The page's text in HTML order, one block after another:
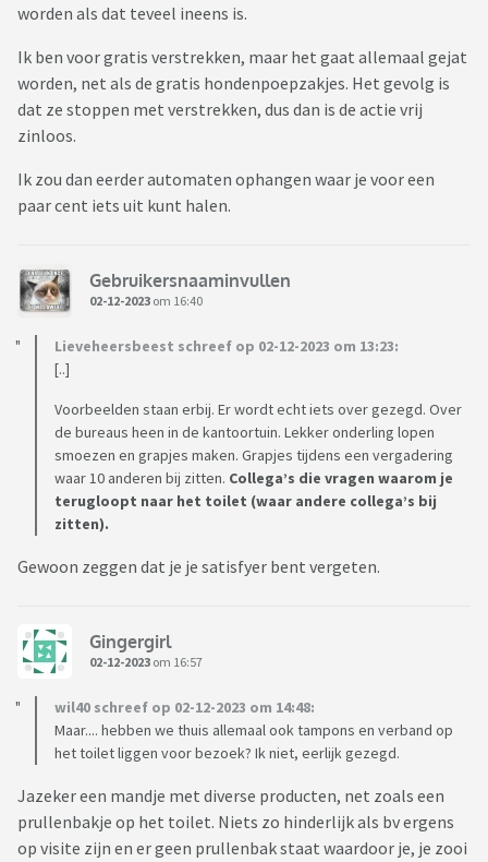
worden als dat teveel ineens is.
Ik ben voor gratis verstrekken, maar het gaat allemaal gejat
worden, net als de gratis hondenpoepzakjes. Het gevolg is
dat ze stoppen met verstrekken, dus dan is de actie vrij
zinloos.
Ik zou dan eerder automaten ophangen waar je voor een
paar cent iets uit kunt halen.
Gebruikersnaaminvullen
02-12-2023 om 16:40
Lieveheersbeest schreef op 02-12-2023 om 13:23:
[..]
Voorbeelden staan erbij. Er wordt echt iets over gezegd. Over
de bureaus heen in de kantoortuin. Lekker onderling lopen
smoezen en grapjes maken. Grapjes tijdens een vergadering
waar 10 anderen bij zitten. Collega’s die vragen waarom je
terugloopt naar het toilet (waar andere collega’s bij
zitten).
Gewoon zeggen dat je je satisfyer bent vergeten.
Gingergirl
02-12-2023 om 16:57
wil40 schreef op 02-12-2023 om 14:48:
Maar.... hebben we thuis allemaal ook tampons en verband op
het toilet liggen voor bezoek? Ik niet, eerlijk gezegd.
Jazeker een mandje met diverse producten, net zoals een
prullenbakje op het toilet. Niets zo hinderlijk als bv ergens
op visite zijn en er geen prullenbak staat waardoor je, je zooi